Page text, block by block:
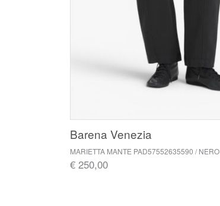
Barena Venezia
MARIETTA MANTE PAD57552635590 / NERO
€ 250,00